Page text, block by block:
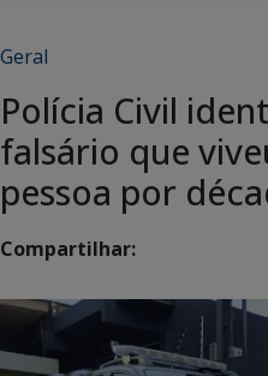
Geral
Polícia Civil
falsário que
pessoa por
Compartilhar: